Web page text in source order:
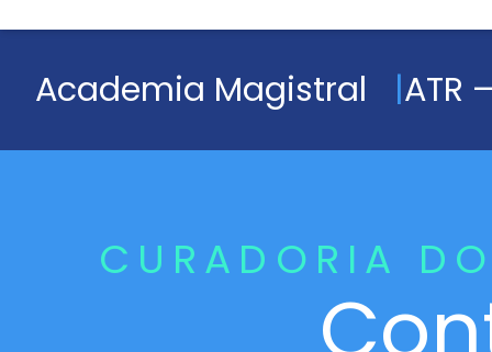
Academia Magistral ATR
CURADORIA